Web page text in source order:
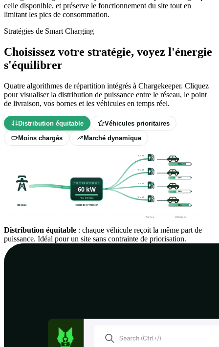
celle disponible, et préserve le fonctionnement du site tout en
limitant les pics de consommation.
Stratégies de Smart Charging
Choisissez votre stratégie, voyez l'énergie
s'équilibrer
Quatre algorithmes de répartition intégrés à Chargekeeper. Cliquez
pour visualiser la distribution de puissance entre le réseau, le point
de livraison, vos bornes et les véhicules en temps réel.
Distribution équitable Véhicules prioritaires
Moins chargés Marché dynamique
Réseau Point de livraison
15 kW
82%
15 kW
32%
15 kW
37%
15 kW
97%
POINT DE LIVRAISON
60 kW
/ 60 kW max
Bornes Véhicules
Prix du marché — 24 h Données RTE eco2mix · 25 mai 2026
Production solaire — 24 h Profil PV typique · 60 kWp · journée
ensoleillée↗
Consommation bâtiment — 24 h Profil bureau typique · ~50
personnes↗
Flux batterie — 24 h BESS tertiaire · ~50 kWh utiles↗
Distribution équitable : chaque véhicule reçoit la même part de
puissance. Idéal pour un site sans contrainte de priorisation.